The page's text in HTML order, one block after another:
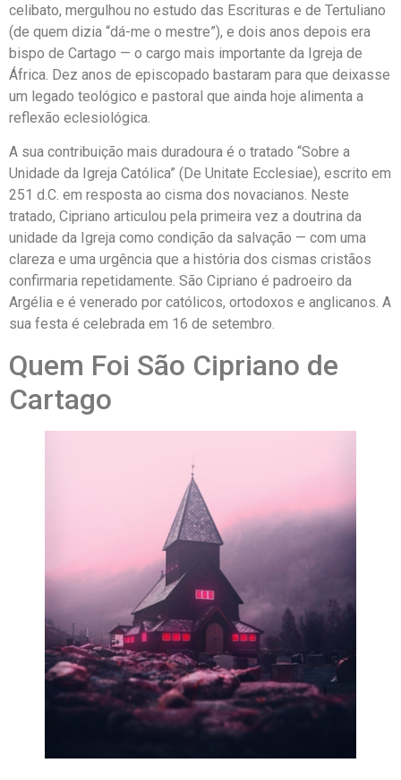
celibato, mergulhou no estudo das Escrituras e de Tertuliano
(de quem dizia “dá-me o mestre”), e dois anos depois era
bispo de Cartago — o cargo mais importante da Igreja de
África. Dez anos de episcopado bastaram para que deixasse
um legado teológico e pastoral que ainda hoje alimenta a
reflexão eclesiológica.
A sua contribuição mais duradoura é o tratado “Sobre a
Unidade da Igreja Católica” (De Unitate Ecclesiae), escrito em
251 d.C. em resposta ao cisma dos novacianos. Neste
tratado, Cipriano articulou pela primeira vez a doutrina da
unidade da Igreja como condição da salvação — com uma
clareza e uma urgência que a história dos cismas cristãos
confirmaria repetidamente. São Cipriano é padroeiro da
Argélia e é venerado por católicos, ortodoxos e anglicanos. A
sua festa é celebrada em 16 de setembro.
Quem Foi São Cipriano de
Cartago